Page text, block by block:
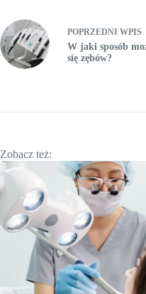
POPRZEDNI WPIS
W jaki sposób
się zębów?
Zobacz też: